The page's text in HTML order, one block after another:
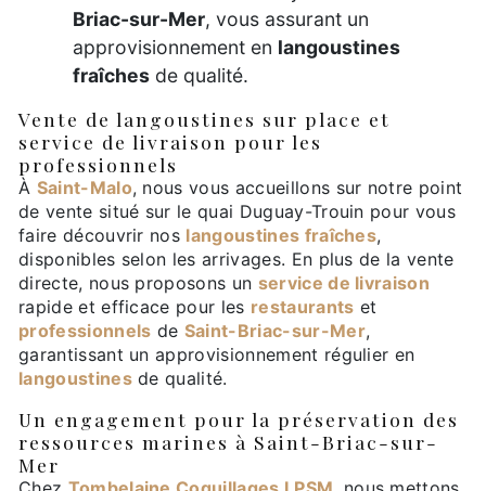
Briac-sur-Mer, vous assurant un
approvisionnement en langoustines
fraîches de qualité.
Vente de langoustines sur place et
service de livraison pour les
professionnels
À Saint-Malo, nous vous accueillons sur notre point
de vente situé sur le quai Duguay-Trouin pour vous
faire découvrir nos langoustines fraîches,
disponibles selon les arrivages. En plus de la vente
directe, nous proposons un service de livraison
rapide et efficace pour les restaurants et
professionnels de Saint-Briac-sur-Mer,
garantissant un approvisionnement régulier en
langoustinesde qualité.
Un engagement pour la préservation des
ressources marines à Saint-Briac-sur-
Mer